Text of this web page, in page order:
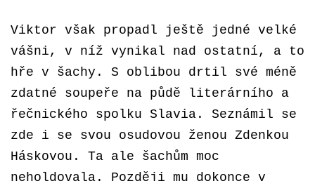
Viktor však propadl ještě jedné velké
vášni, v níž vynikal nad ostatní, a to
hře v šachy. S oblibou drtil své méně
zdatné soupeře na půdě literárního a
řečnického spolku Slavia. Seznámil se
zde i se svou osudovou ženou Zdenkou
Háskovou. Ta ale šachům moc
neholdovala. Později mu dokonce v